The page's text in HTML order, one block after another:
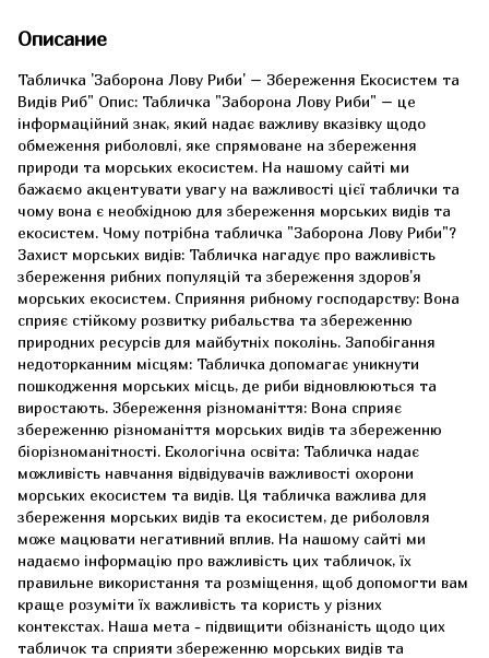
Описание
Табличка 'Заборона Лову Риби' – Збереження Екосистем та
Видів Риб" Опис: Табличка "Заборона Лову Риби" – це
інформаційний знак, який надає важливу вказівку щодо
обмеження риболовлі, яке спрямоване на збереження
природи та морських екосистем. На нашому сайті ми
бажаємо акцентувати увагу на важливості цієї таблички та
чому вона є необхідною для збереження морських видів та
екосистем. Чому потрібна табличка "Заборона Лову Риби"?
Захист морських видів: Табличка нагадує про важливість
збереження рибних популяцій та збереження здоров'я
морських екосистем. Сприяння рибному господарству: Вона
сприяє стійкому розвитку рибальства та збереженню
природних ресурсів для майбутніх поколінь. Запобігання
недоторканним місцям: Табличка допомагає уникнути
пошкодження морських місць, де риби відновлюються та
виростають. Збереження різноманіття: Вона сприяє
збереженню різноманіття морських видів та збереженню
біорізноманітності. Екологічна освіта: Табличка надає
можливість навчання відвідувачів важливості охорони
морських екосистем та видів. Ця табличка важлива для
збереження морських видів та екосистем, де риболовля
може мацювати негативний вплив. На нашому сайті ми
надаємо інформацію про важливість цих табличок, їх
правильне використання та розміщення, щоб допомогти вам
краще розуміти їх важливість та користь у різних
контекстах. Наша мета - підвищити обізнаність щодо цих
табличок та сприяти збереженню морських видів та